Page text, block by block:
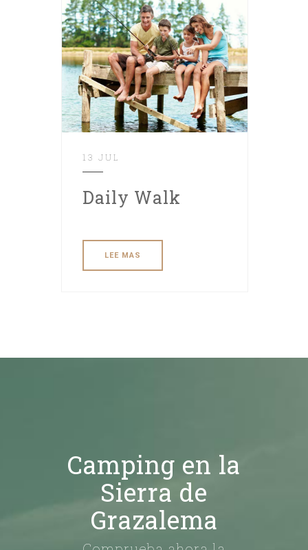
13 JUL
Daily Walk
LEE MAS
Camping en la
Sierra de
Grazalema